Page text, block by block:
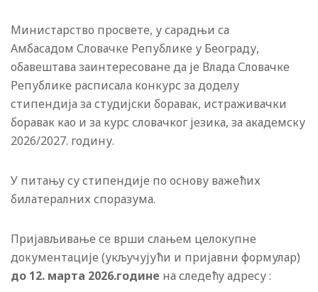
Министарство просвете, у сарадњи са
Амбасадом Словачке Републике у Београду,
обавештава заинтересоване да је Влада Словачке
Републике расписала конкурс за доделу
стипендија за студијски боравак, истраживачки
боравак као и за курс словачког језика, за академску
2026/2027. годину.
У питању су стипендије по основу важећих
билатералних споразума.
Пријављивање се врши слањем целокупне
документације (укључујући и пријавни формулар)
до 12. марта 2026.године на следећу адресу :